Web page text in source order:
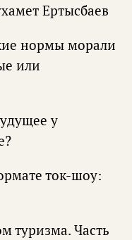
Ертысбаев
нормы морали
или
у
ток-шоу:
туризма. Часть